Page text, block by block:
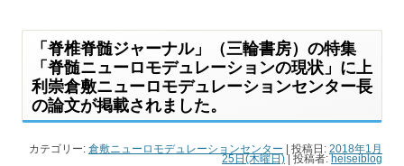
「脊椎脊髄ジャーナル」（三輪書房）の特集
「脊髄ニューロモデュレーションの現状」に上
利崇倉敷ニューロモデュレーションセンター長
の論文が掲載されました。
カテゴリー: 倉敷ニューロモデュレーションセンター | 投稿日: 2018年1月
25日(木曜日)|投稿者:heiseiblog